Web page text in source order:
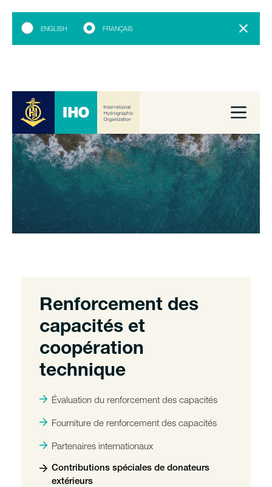
ENGLISH FRANÇAIS
Renforcement des
capacités et
coopération
technique
Évaluation du renforcement des capacités
Fourniture de renforcement des capacités
Partenaires internationaux
Contributions spéciales de donateurs
extérieurs